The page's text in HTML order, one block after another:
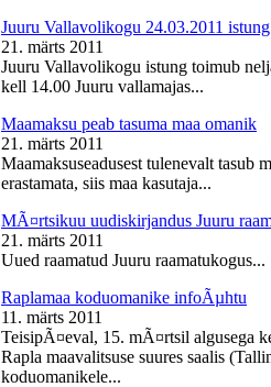
Juuru Vallavolikogu 24.03.2011 istung
21. märts 2011
Juuru Vallavolikogu istung toimub
kell 14.00 Juuru vallamajas...
Maamaksu peab tasuma maa omanik
21. märts 2011
Maamaksuseadusest tulenevalt tasub
erastamata, siis maa kasutaja...
MÃ¤rtsikuu uudiskirjandus Juuru
21. märts 2011
Uued raamatud Juuru raamatukogus...
Raplamaa koduomanike infoÃµhtu
11. märts 2011
TeisipÃ¤eval, 15. mÃ¤rtsil algusega
Rapla maavalitsuse suures saalis
koduomanikele...